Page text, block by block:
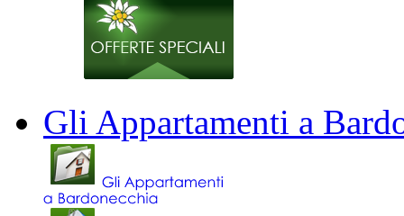
Gli Appartamenti a